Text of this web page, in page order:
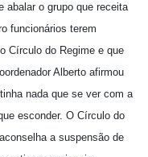
abalar o grupo que receita
funcionários terem
Círculo do Regime e que
Alberto afirmou
nada que se ver com a
esconder. O Círculo do
a suspensão de